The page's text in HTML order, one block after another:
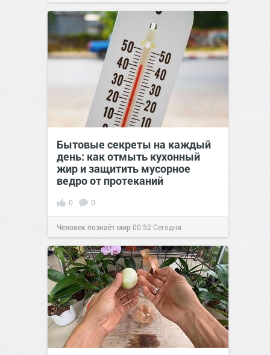
Бытовые секреты на каждый
день: как отмыть кухонный
жир и защитить мусорное
ведро от протеканий
0 0
Человек познаёт мир00:52 Сегодня